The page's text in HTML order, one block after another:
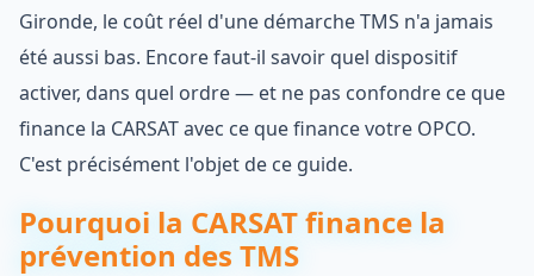
Gironde, le coût réel d'une démarche TMS n'a jamais
été aussi bas. Encore faut-il savoir quel dispositif
activer, dans quel ordre — et ne pas confondre ce que
finance la CARSAT avec ce que finance votre OPCO.
C'est précisément l'objet de ce guide.
Pourquoi la CARSAT finance la
prévention des TMS